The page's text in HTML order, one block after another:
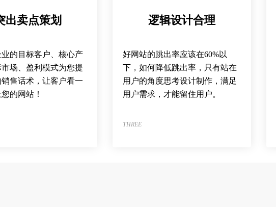
出卖点策划
业的目标客户、核心产
场、盈利模式为您提
售话术，让客户看一
的网站！
逻辑设计合理
好网站的跳出率应该在60%以
下，如何降低跳出率，只有站在
用户的角度思考设计制作，满足
用户需求，才能留住用户。
THREE